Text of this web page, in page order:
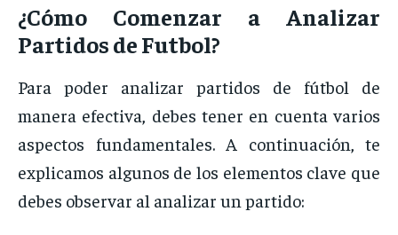
¿Cómo Comenzar a Analizar
PartidosdeFutbol?
Para poder analizar partidos de fútbol de
manera efectiva, debestener en cuentavarios
aspectos fundamentales. A continuación, te
explicamos algunos delos elementos clave que
debes observar al analizar un partido: